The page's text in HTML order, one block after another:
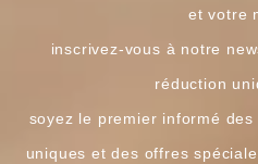
et votre
inscrivez-vous à notre
réduction
soyez le premier informé
uniques et des offres